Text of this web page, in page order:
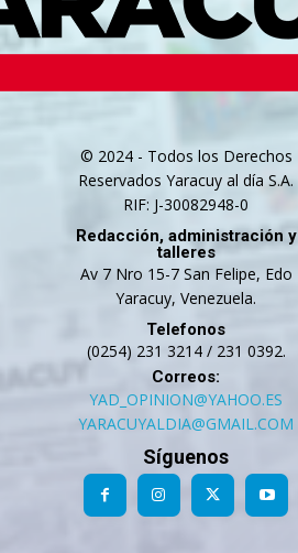
© 2024 - Todos los Derechos
Reservados Yaracuy al día S.A.
RIF: J-30082948-0
Redacción, administración y
talleres
Av 7 Nro 15-7 San Felipe, Edo
Yaracuy, Venezuela.
Telefonos
(0254) 231 3214 / 231 0392.
Correos:
YAD_OPINION@YAHOO.ES
YARACUYALDIA@GMAIL.COM
Síguenos